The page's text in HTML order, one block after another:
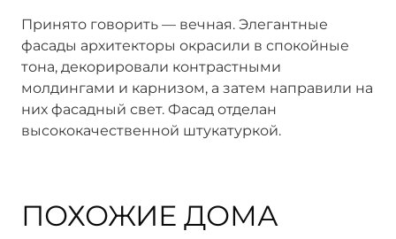
Принято говорить — вечная. Элегантные
фасады архитекторы окрасили в спокойные
тона, декорировали контрастными
молдингами и карнизом, а затем направили на
них фасадный свет. Фасад отделан
высококачественной штукатуркой.
ПОХОЖИЕ ДОМА